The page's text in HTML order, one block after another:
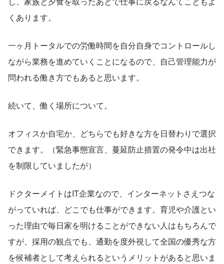
くあります。
一ヶ月トータルでの労働時間を自分自身でコントロールし
ながら業務を進めていくことになるので、自己管理能力が
問われる働き方でもあると思います。
続いて、働く場所について。
オフィスか自宅か、どちらでも好きな方を日替わりで選択
できます。（緊急事態宣言、蔓延防止措置の発令中は出社
を制限していましたが）
ドクターメイトはIT企業なので、インターネットさえつな
がっていれば、どこでも仕事ができます。育児や介護とい
った理由で毎日家を明けることができない人はもちろんで
すが、採用の観点でも、通勤を度外視して全国の優秀な方
を候補者として考えられるというメリットがあると思いま